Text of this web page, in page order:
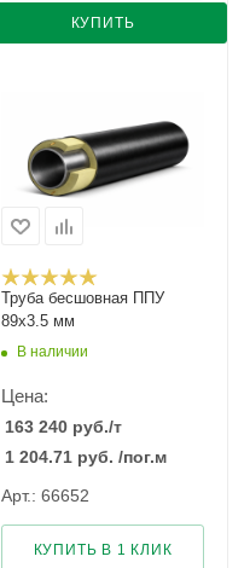
КУПИТЬ
Труба бесшовная ППУ
89х3.5 мм
В наличии
Цена:
163 240 руб./т
1 204.71 руб. /пог.м
Арт.: 66652
КУПИТЬ В 1 КЛИК